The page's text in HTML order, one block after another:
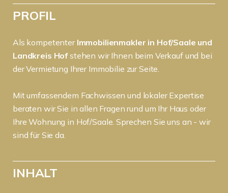
PROFIL
Als kompetenter Immobilienmakler in Hof/Saale und
Landkreis Hofstehen wir Ihnen beim Verkauf und bei
der Vermietung Ihrer Immobilie zur Seite.
Mit umfassendem Fachwissen und lokaler Expertise
beraten wir Sie in allen Fragen rund um Ihr Haus oder
Ihre Wohnung in Hof/Saale. Sprechen Sie uns an - wir
sind für Sie da.
INHALT